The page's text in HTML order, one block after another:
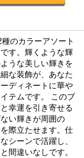
のカラーアソート
す。輝くような輝
うな美しい輝きを
な装飾が、あなた
ディネートに華や
テムです。 このブ
幸運を引き寄せる
い輝きが周囲の
際立たせます。仕
シーンで活躍し、
間違いなしです。